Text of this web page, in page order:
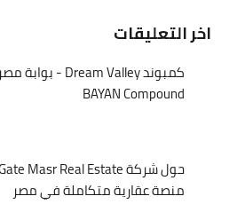
اخر التعليقات
كمبوند Dream Valley - بوابة مصر العقارية
BAYAN Compound
حول شركة Gate Masr Real Estate - بوابة مصر العقارية
منصة عقارية متكاملة في مصر